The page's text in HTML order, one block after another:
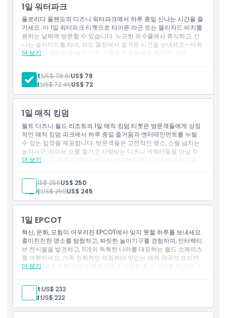
아동 성인 정책
포함되지 않는 사항
적합하지 않은 대상
운영 시간
알아야 할 사항
위치
교환 방법
이용 약관
취소 정책
1일 워터파크
플로리다 올랜도의 디즈니 워터파크에서 하루 종일 신나는 시간을 즐
기세요. 이 1일 워터파크 티켓으로 타이푼 라군 또는 블리자드 비치를
원하는 날짜에 방문할 수 있습니다. 느긋한 유수풀에서 휴식하고, 신
나는 슬라이드를 타며, 파도 풀장에서 즐거운 시간을 보내세요—더위
를 식히고 재미있게 놀고 싶은 가족과 친구들에게 완벽합니다!
더 보기
디즈니 블리자드 비치 워터 파크
미국 플로리다주 올랜도 32836, 블리자드 비치 드라이브 1534
번지
도움을 위해지도를 참조하세요
미국 플로리다주 올랜도 32830, E 부에나 비스타 드라이브 1145
번지
도움을 위해지도를 참조하세요
포함 사항
입장권: 디즈니 블리자드 비치 워터 파크 또는 디즈니 태풍 라군
워터 파크
간을 확인하세요.
Adult:US$ 78.81US$ 78
Child:US$ 72.45US$ 72
1일 매직 킹덤
월트 디즈니 월드 리조트의 1일 매직 킹덤 티켓은 방문객들에게 상징
적인 매직 킹덤 파크에서 하루 종일 즐거움과 엔터테인먼트를 누릴
수 있는 입장을 제공합니다. 방문객들은 고전적인 명소, 스릴 넘치는
놀이기구, 라이브 쇼를 즐기고 사랑받는 디즈니 캐릭터들을 만날 수
있습니다. 이 공원은 판타지랜드와 어드벤처랜드 같은 테마 랜드를
서 가장 유명한 테마파크에서 기억에 남는 하루를 보내고자 하는 가
족과 디즈니 팬들에게 이상적입니다.
더 보기
포함 사항
1일 입장권
성인: US$ 255US$ 250
어린이:US$ 250US$ 245
1일 EPCOT
혁신, 문화, 모험이 어우러진 EPCOT에서 잊지 못할 하루를 보내세요.
흥미진진한 명소를 탐험하고, 짜릿한 놀이기구를 경험하며, 인터랙티
브 전시물을 발견하고, 11개의 독특한 나라를 대표하는 월드 쇼케이스
를 여행하세요. 가족 친화적인 체험부터 맛있는 세계 각국의 요리까
지, EPCOT은 모든 연령대 방문객에게 다양한 즐길 거리를 제공합니
더 보기
하이라이트
EPCOT의 당일 입장권을 즐기세요
스릴 넘치는 놀이기구와 몰입형 어트랙션을 체험하세요
11개의 국제 파빌리온이 있는 월드 쇼케이스를 탐험하세요
Adult:US$ 232
Child:US$ 222